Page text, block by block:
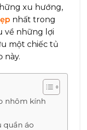
xu hướng,
nhất trong
về những lợi
một chiếc tủ
này.
nhôm kính
quần áo